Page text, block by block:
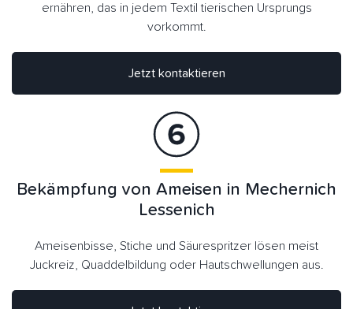
ernähren, das in jedem Textil tierischen Ursprungs
vorkommt.
Jetzt kontaktieren
Bekämpfung von Ameisen in Mechernich
Lessenich
Ameisenbisse, Stiche und Säurespritzer lösen meist
Juckreiz, Quaddelbildung oder Hautschwellungen aus.